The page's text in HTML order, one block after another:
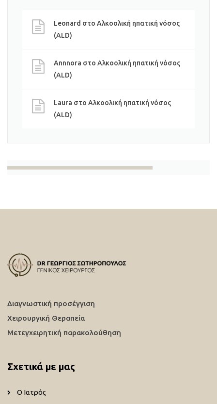
Leonard στο Αλκοολική ηπατική νόσος
(ALD)
Annnora στο Αλκοολική ηπατική νόσος
(ALD)
Laura στο Αλκοολική ηπατική νόσος
(ALD)
Διαγνωστική προσέγγιση
Χειρουργική Θεραπεία
Μετεγχειρητική παρακολούθηση
Σχετικά με μας
Ο Ιατρός